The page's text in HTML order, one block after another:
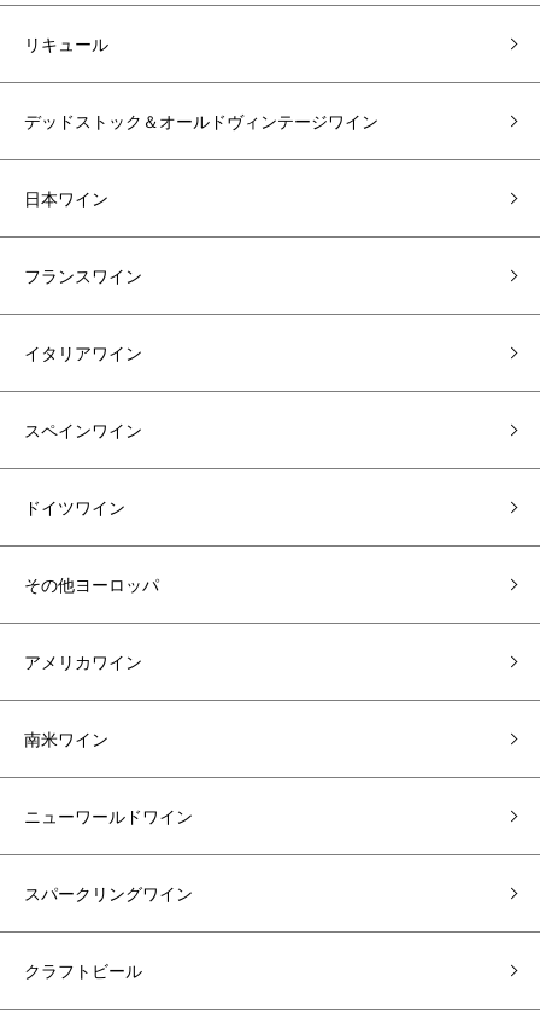
リキュール
デッドストック＆オールドヴィンテージワイン
日本ワイン
フランスワイン
イタリアワイン
スペインワイン
ドイツワイン
その他ヨーロッパ
アメリカワイン
南米ワイン
ニューワールドワイン
スパークリングワイン
クラフトビール